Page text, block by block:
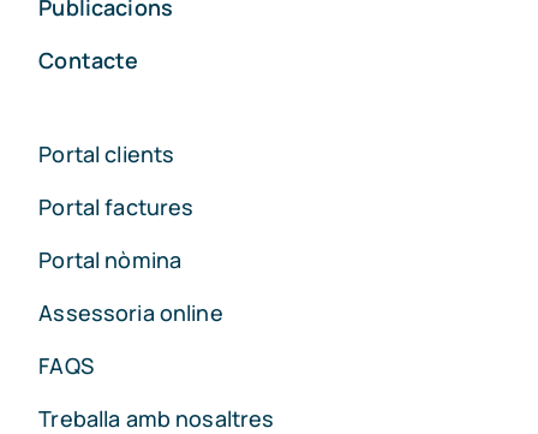
Publicacions
Contacte
Portal clients
Portal factures
Portal nòmina
Assessoria online
FAQS
Treballa amb nosaltres